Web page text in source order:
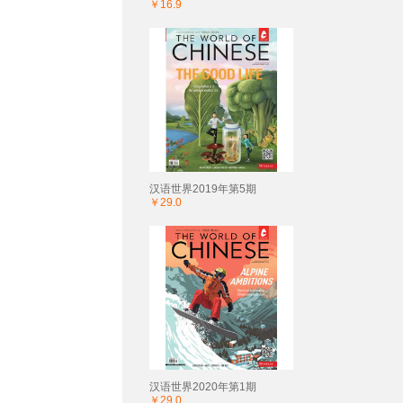
￥16.9
汉语世界2019年第5期
￥29.0
汉语世界2020年第1期
￥29.0